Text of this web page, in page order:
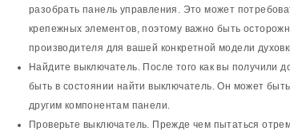
разобрать панель управления. Это может
крепежных элементов, поэтому важно быть
производителя для вашей конкретной модели
Найдите выключатель. После того как вы получили
быть в состоянии найти выключатель. Он может
другим компонентам панели.
Проверьте выключатель. Прежде чем пытаться